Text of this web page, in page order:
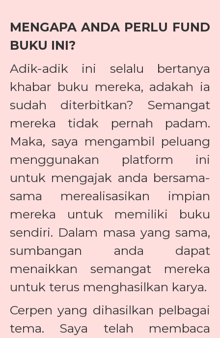
MENGAPA ANDA PERLU FUND
BUKU INI?
Adik-adik ini selalu bertanya
khabar buku mereka, adakah ia
sudah diterbitkan? Semangat
mereka tidak pernah padam.
Maka, saya mengambil peluang
menggunakan platform ini
untuk mengajak anda bersama-
sama merealisasikan impian
mereka untuk memiliki buku
sendiri. Dalam masa yang sama,
sumbangan anda dapat
menaikkan semangat mereka
untuk terus menghasilkan karya.
Cerpen yang dihasilkan pelbagai
tema. Saya telah membaca